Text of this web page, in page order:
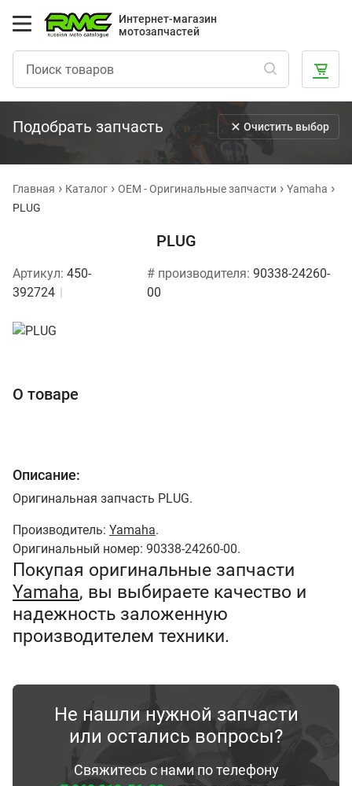
Интернет-магазин
мотозапчастей
Подобрать запчасть Очистить выбор
Главная Каталог OEM - Оригинальные запчасти
Yamaha
PLUG
PLUG
Артикул: 450-
392724
# производителя: 90338-24260-
00
О товаре
Описание:
Оригинальная запчасть PLUG.
Производитель: Yamaha.
Оригинальный номер: 90338-24260-00.
Покупая оригинальные запчасти
Yamaha, вы выбираете качество и
надежность заложенную
производителем техники.
Не нашли нужной запчасти
или остались вопросы?
Свяжитесь с нами по телефону